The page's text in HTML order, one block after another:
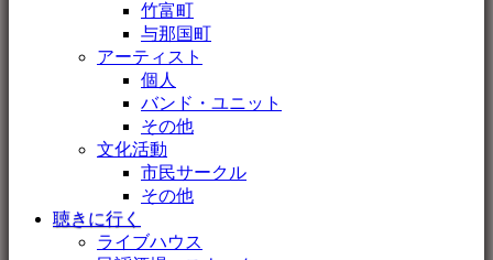
竹富町
与那国町
アーティスト
個人
バンド・ユニット
その他
文化活動
市民サークル
その他
聴きに行く
ライブハウス